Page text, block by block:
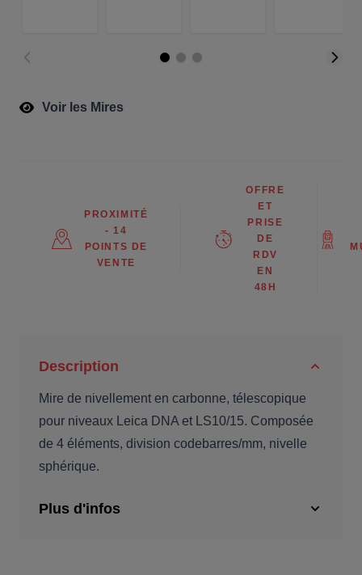
Voir les Mires
PROXIMITÉ
- 14
POINTS DE
VENTE
OFFRE
ET
PRISE
DE
RDV
EN
48H
Description
Mire de nivellement en carbonne, télescopique
pour niveaux Leica DNA et LS10/15. Composée
de 4 éléments, division codebarres/mm, nivelle
sphérique.
Plus d'infos